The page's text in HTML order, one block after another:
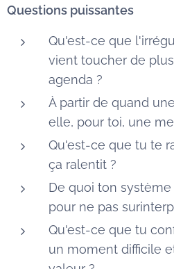
Questions puissantes
Qu'est-ce que
vient toucher de
agenda ?
À partir de quand
elle, pour toi, une
Qu'est-ce que tu te
ça ralentit ?
De quoi ton
pour ne pas
Qu'est-ce que tu
un moment difficile